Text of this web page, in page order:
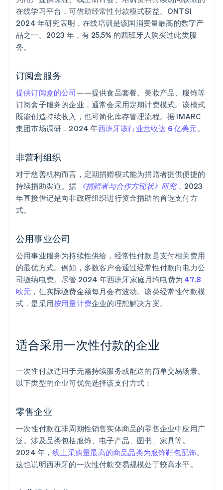
在线学习平台，可借助经常性付款模式获益。ONTSI
2024 年研究表明，在线培训是该国消费量最高的数字产
品之一。2023 年，有 25.5% 的西班牙人购买过此类服
务。
订阅盒服务
提供订阅盒的公司 ——提供食品套餐、美妆产品、服饰等
订阅盒子服务的企业，通常会采用定期计费模式。该模式
既能创造持续收入，也可简化库存管理流程。据 IMARC
集团市场调研，2024 年西班牙该行业营收达 6 亿美元。
非营利组织
对于慈善机构而言，定期捐赠模式能为捐赠者提供便捷的
持续捐助渠道。据
《捐赠者与合作方现状》研究，2023
年直接借记是向非政府组织进行资金捐助的首选支付方
式。
公用事业公司
公用事业服务为持续性供给，经常性付款是支付相关费用
的最优方式。例如，多数客户会通过经常性付款向电力公
司缴纳电费。尽管 2024 年西班牙家庭月均电费为 47.8
欧元 ，但实际缴费金额每月会有波动。该类经常性付款模
式，是采用按用量计费企业的理想解决方案。
适合采用一次性付款的企业
一次性付款适用于无需持续服务或配送的简单交易场景。
以下类型的企业可优先选择该支付方式：
零售企业
一次性付款在非周期性销售实体商品的零售企业中应用广
泛。涉及品类包括服饰、电子产品、图书、家具等。
2024 年，线上采购量最高的商品品类为服饰鞋包配饰。
这也说明西班牙的一次性付款交易规模处于较高水平。